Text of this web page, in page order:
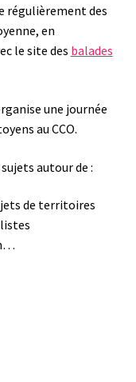
régulièrement des
en
le site des balades
une journée
au CCO.
autour de :
de territoires